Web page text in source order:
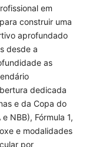
em
construir uma
aprofundado
desde a
as
dedicada
e da Copa do
NBB), Fórmula 1,
e modalidades
por